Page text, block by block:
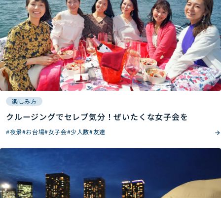
楽しみ方
クルージングでセレブ気分！ぜいたくな女子会を
#夜景#お台場#女子会#少人数#友達